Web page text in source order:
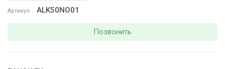
Артикул ALK50NO01
Позвонить